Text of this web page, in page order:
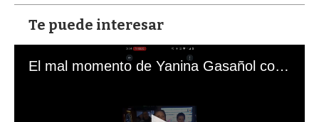
Te puede interesar
El mal momento de Yanina Gasañol con un hincha argentino en "Subrayado"